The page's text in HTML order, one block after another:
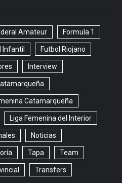
Amateur Formula 1
Infantil Futbol Riojano
Interview
Catamarqueña
Liga Femenina del Interior
Noticias
Tapa Team
Transfers